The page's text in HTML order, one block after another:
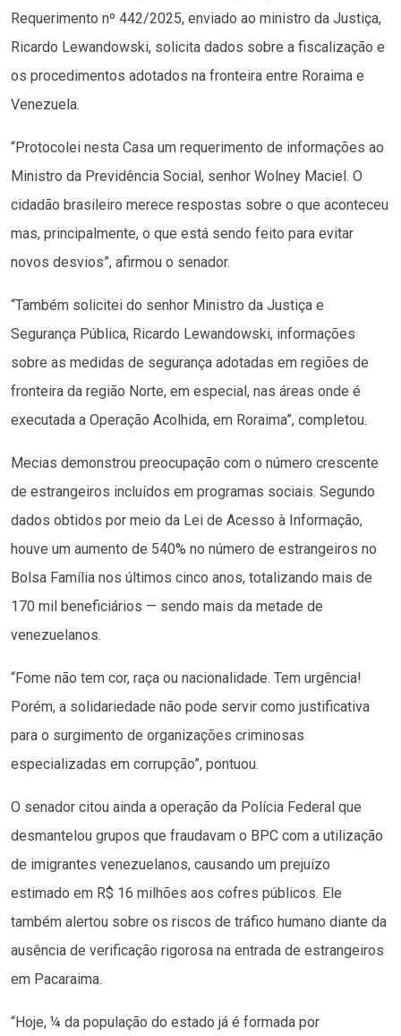
Requerimento nº 442/2025, enviado ao ministro da Justiça,
Ricardo Lewandowski, solicita dados sobre a fiscalização e
os procedimentos adotados na fronteira entre Roraima e
Venezuela.
“Protocolei nesta Casa um requerimento de informações ao
Ministro da Previdência Social, senhor Wolney Maciel. O
cidadão brasileiro merece respostas sobre o que aconteceu
mas, principalmente, o que está sendo feito para evitar
novos desvios”, afirmou o senador.
“Também solicitei do senhor Ministro da Justiça e
Segurança Pública, Ricardo Lewandowski, informações
sobre as medidas de segurança adotadas em regiões de
fronteira da região Norte, em especial, nas áreas onde é
executada a Operação Acolhida, em Roraima”, completou.
Mecias demonstrou preocupação com o número crescente
de estrangeiros incluídos em programas sociais. Segundo
dados obtidos por meio da Lei de Acesso à Informação,
houve um aumento de 540% no número de estrangeiros no
Bolsa Família nos últimos cinco anos, totalizando mais de
170 mil beneficiários — sendo mais da metade de
venezuelanos.
“Fome não tem cor, raça ou nacionalidade. Tem urgência!
Porém, a solidariedade não pode servir como justificativa
para o surgimento de organizações criminosas
especializadas em corrupção”, pontuou.
O senador citou ainda a operação da Polícia Federal que
desmantelou grupos que fraudavam o BPC com a utilização
de imigrantes venezuelanos, causando um prejuízo
estimado em R$ 16 milhões aos cofres públicos. Ele
também alertou sobre os riscos de tráfico humano diante da
ausência de verificação rigorosa na entrada de estrangeiros
em Pacaraima.
“Hoje, ¼ da população do estado já é formada por